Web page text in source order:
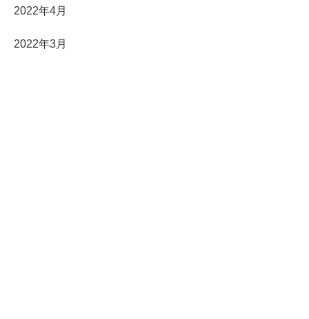
2022年4月
2022年3月